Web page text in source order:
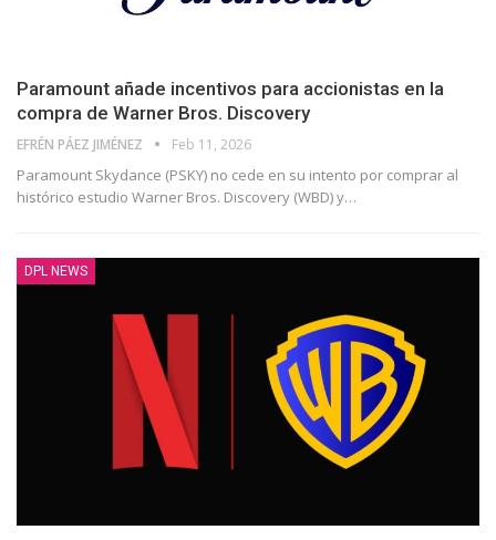
Paramount añade incentivos para accionistas en la
compra de Warner Bros. Discovery
EFRÉN PÁEZ JIMÉNEZ Feb 11, 2026
Paramount Skydance (PSKY) no cede en su intento por comprar al
histórico estudio Warner Bros. Discovery (WBD) y…
DPL NEWS